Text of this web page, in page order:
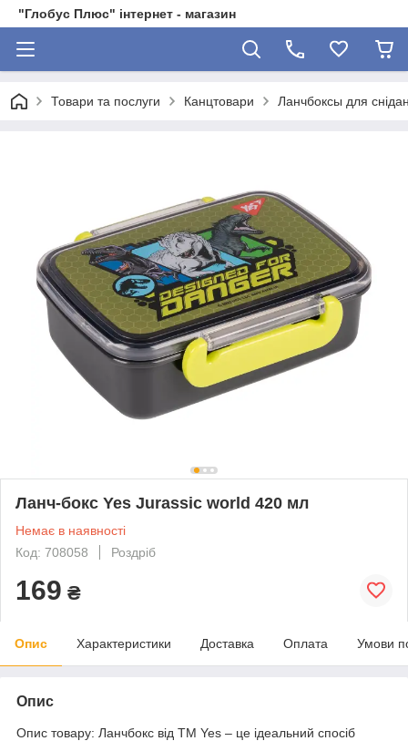
"Глобус Плюс" інтернет - магазин
Товари та послуги Канцтовари Ланчбоксы для
Ланч-бокс Yes Jurassic world 420 мл
Немає в наявності
Код: 708058
Роздріб
169 ₴
Опис Характеристики Доставка Оплата Умови
Опис
Опис товару: Ланчбокс від ТМ Yes – це ідеальний спосіб